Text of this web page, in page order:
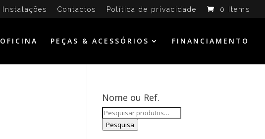
Instalações Contactos Política de privacidade 0 Items
OFICINA PEÇAS & ACESSÓRIOS FINANCIAMENTO
Nome ou Ref.
Pesquisar
por:
Pesquisa